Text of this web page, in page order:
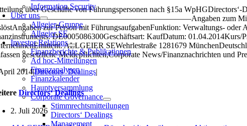
Information Security
Über uns
Allgeier-Gruppe
Allgeier SE
Investor Relations
Finanzberichte & Publikationen
Ad hoc-Mitteilungen
Finanzanalysen
Finanzkalender
Hauptversammlung
Corporate Governance
Stimmrechtsmitteilungen
Directors‘ Dealings
Management
über Geschäfte von Führungspersonen nach §15a
zum
zur Person mit FührungsaufgabenFunktion: Verwaltungs-
DE0005086300Geschäftsart: KaufDatum:
ALLGEIER SEWehrlestraße 1281679
gesetzliche Meldepflichten,Corporate News/Finanznachrichten und
2014|Directors‘ Dealings|
Directors‘ Dealings
2. Juli 2026